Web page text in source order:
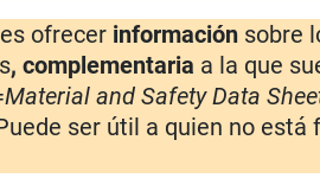
ofrecer información sobre
, complementaria a la que
Material and Safety Data
ser útil a quien no